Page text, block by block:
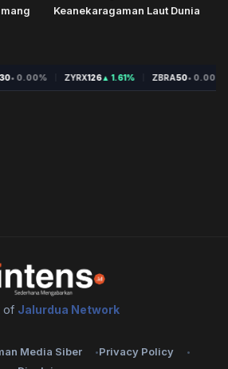
Keanekaragaman Laut Dunia
of Jalurdua Network
Media Siber
Privacy Policy